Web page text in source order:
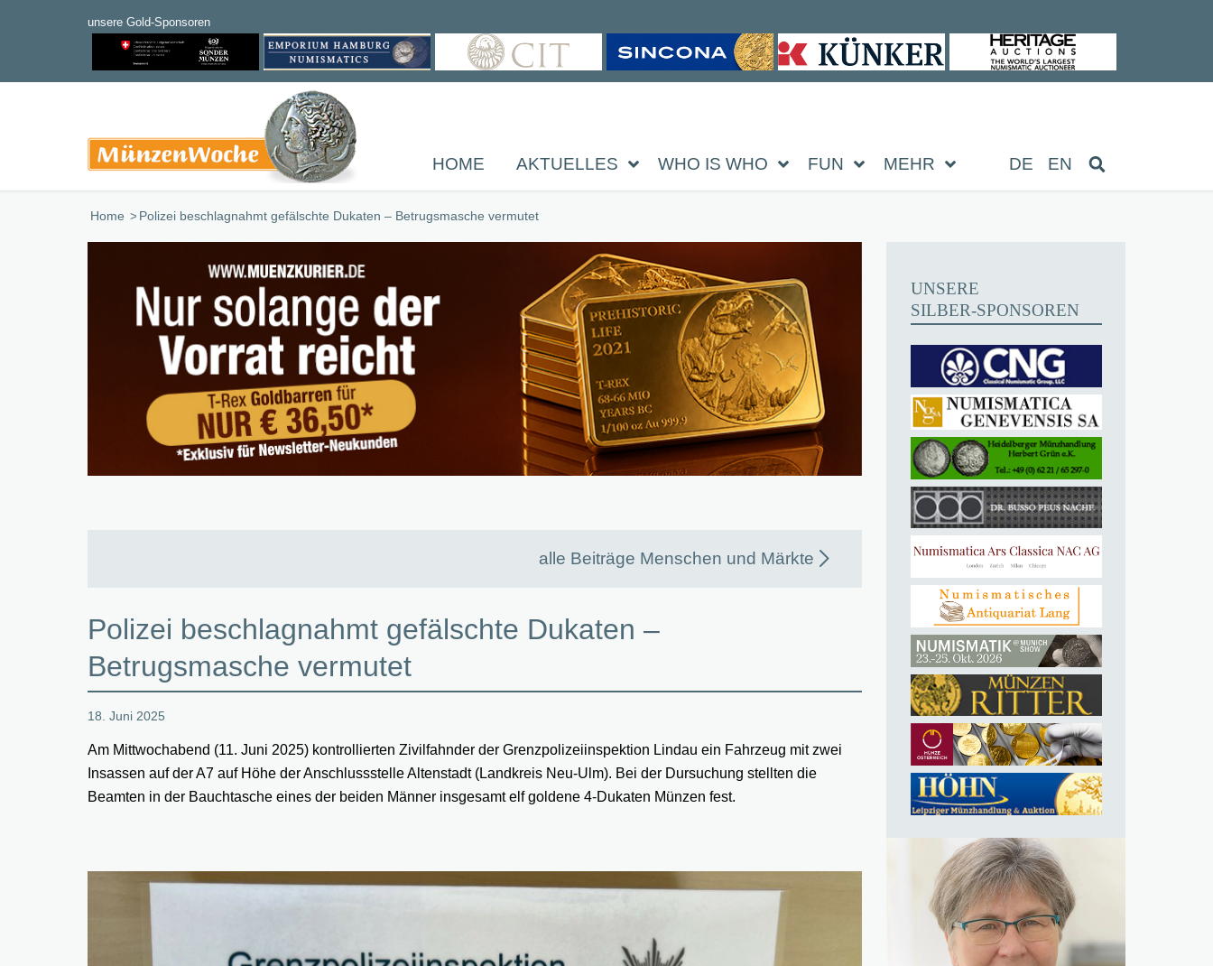
HOME AKTUELLES WHO IS WHO FUN MEHR DE EN
Home /Polizei beschlagnahmt gefälschte Dukaten – Betrugsmasche vermutet
alle Beiträge Menschen und Märkte
Polizei beschlagnahmt gefälschte Dukaten –
Betrugsmasche vermutet
18. Juni 2025
Am Mittwochabend (11. Juni 2025) kontrollierten Zivilfahnder der Grenzpolizeiinspektion Lindau ein Fahrzeug mit zwei
Insassen auf der A7 auf Höhe der Anschlussstelle Altenstadt (Landkreis Neu-Ulm). Bei der Dursuchung stellten die
Beamten in der Bauchtasche eines der beiden Männer insgesamt elf goldene 4-Dukaten Münzen fest.
UNSERE
SILBER-SPONSOREN